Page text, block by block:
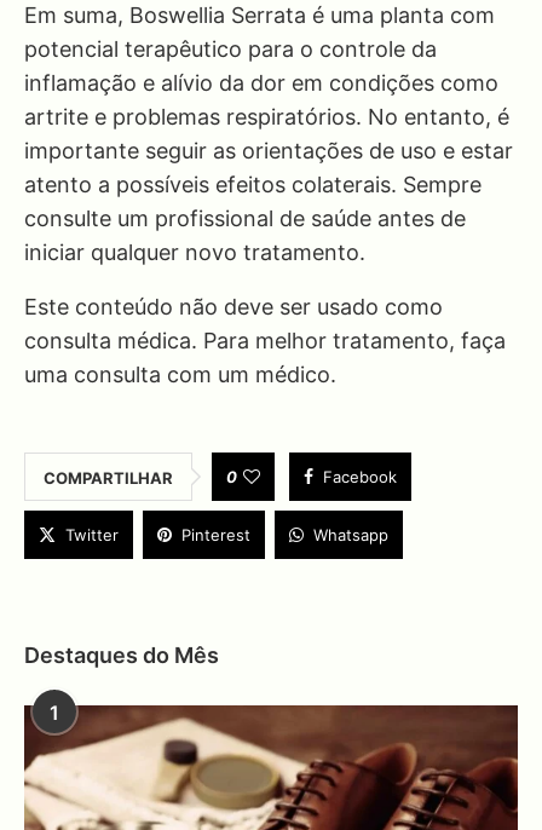
Em suma, Boswellia Serrata é uma planta com
potencial terapêutico para o controle da
inflamação e alívio da dor em condições como
artrite e problemas respiratórios. No entanto, é
importante seguir as orientações de uso e estar
atento a possíveis efeitos colaterais. Sempre
consulte um profissional de saúde antes de
iniciar qualquer novo tratamento.
Este conteúdo não deve ser usado como
consulta médica. Para melhor tratamento, faça
uma consulta com um médico.
COMPARTILHAR 0 Facebook
Twitter Pinterest Whatsapp
Destaques do Mês
1